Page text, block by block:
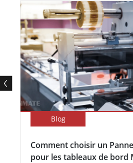
Blog
Comment choisir un
pour les tableaux de bord